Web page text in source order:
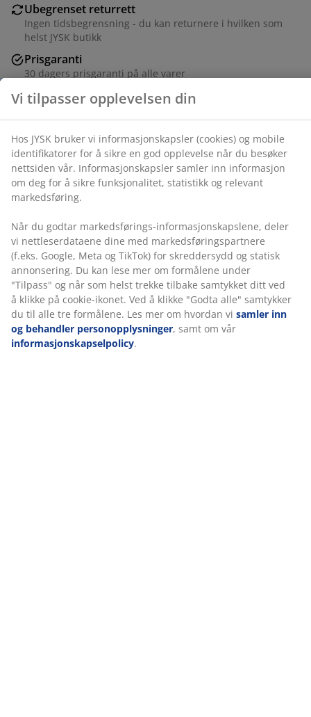
Ubegrenset returrett
Ingen tidsbegrensning - du kan returnere i hvilken som
helst JYSK butikk
Prisgaranti
30 dagers prisgaranti på alle varer
Fleksibel levering
Rask og enkel levering som passer deg
Eksklusiv hagepute med hurtigtørkende, strukturvevd
trekk. Til stolsete. 48x49x6 cm
Varenr.: 3726214
Spesifikasjoner
Omtaler
Vi tilpasser opplevelsen din
Hos JYSK bruker vi informasjonskapsler (cookies) og
mobile identifikatorer for å sikre en god opplevelse når
du besøker nettsiden vår. Informasjonskapsler samler
inn informasjon om deg for å sikre funksjonalitet,
statistikk og relevant markedsføring.
Når du godtar markedsførings-informasjonskapslene,
deler vi nettleserdataene dine med
markedsføringspartnere (f.eks. Google, Meta og TikTok)
for skreddersydd og statisk annonsering. Du kan lese
mer om formålene under "Tilpass" og når som helst
ikonet. Ved å klikke "Godta alle" samtykker du til alle
tre formålene. Les mer om hvordan visamler inn og
behandler personopplysninger, samt om vår
informasjonskapselpolicy.